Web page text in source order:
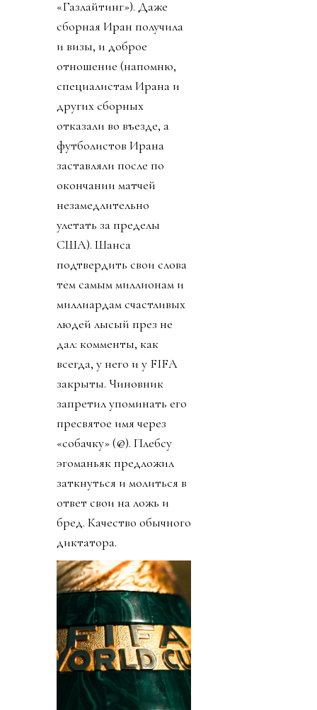
«Газлайтинг»). Даже
сборная Иран получила
и визы, и доброе
отношение (напомню,
специалистам Ирана и
других сборных
отказали во въезде, а
футболистов Ирана
заставляли после по
окончании матчей
незамедлительно
улетать за пределы
США). Шанса
подтвердить свои слова
тем самым миллионам и
миллиардам счастливых
людей лысый през не
дал: комменты, как
всегда, у него и у FIFA
закрыты. Чиновник
запретил упоминать его
пресвятое имя через
«собачку» (@). Плебсу
эгоманьяк предложил
заткнуться и молиться в
ответ свои на ложь и
бред. Качество обычного
диктатора.